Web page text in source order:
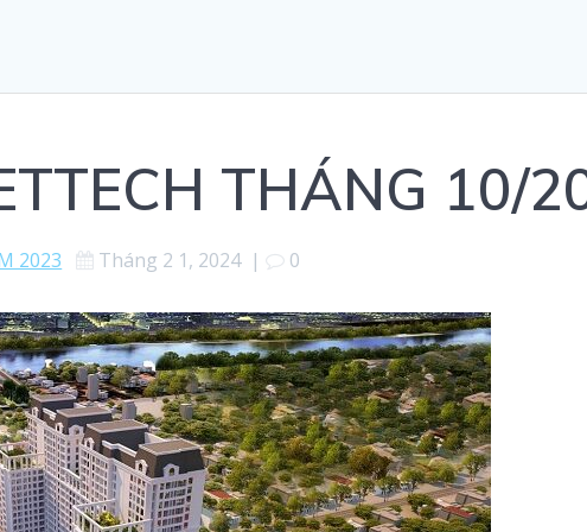
THÁNG 10/
2023 Tháng 2 1, 2024| 0